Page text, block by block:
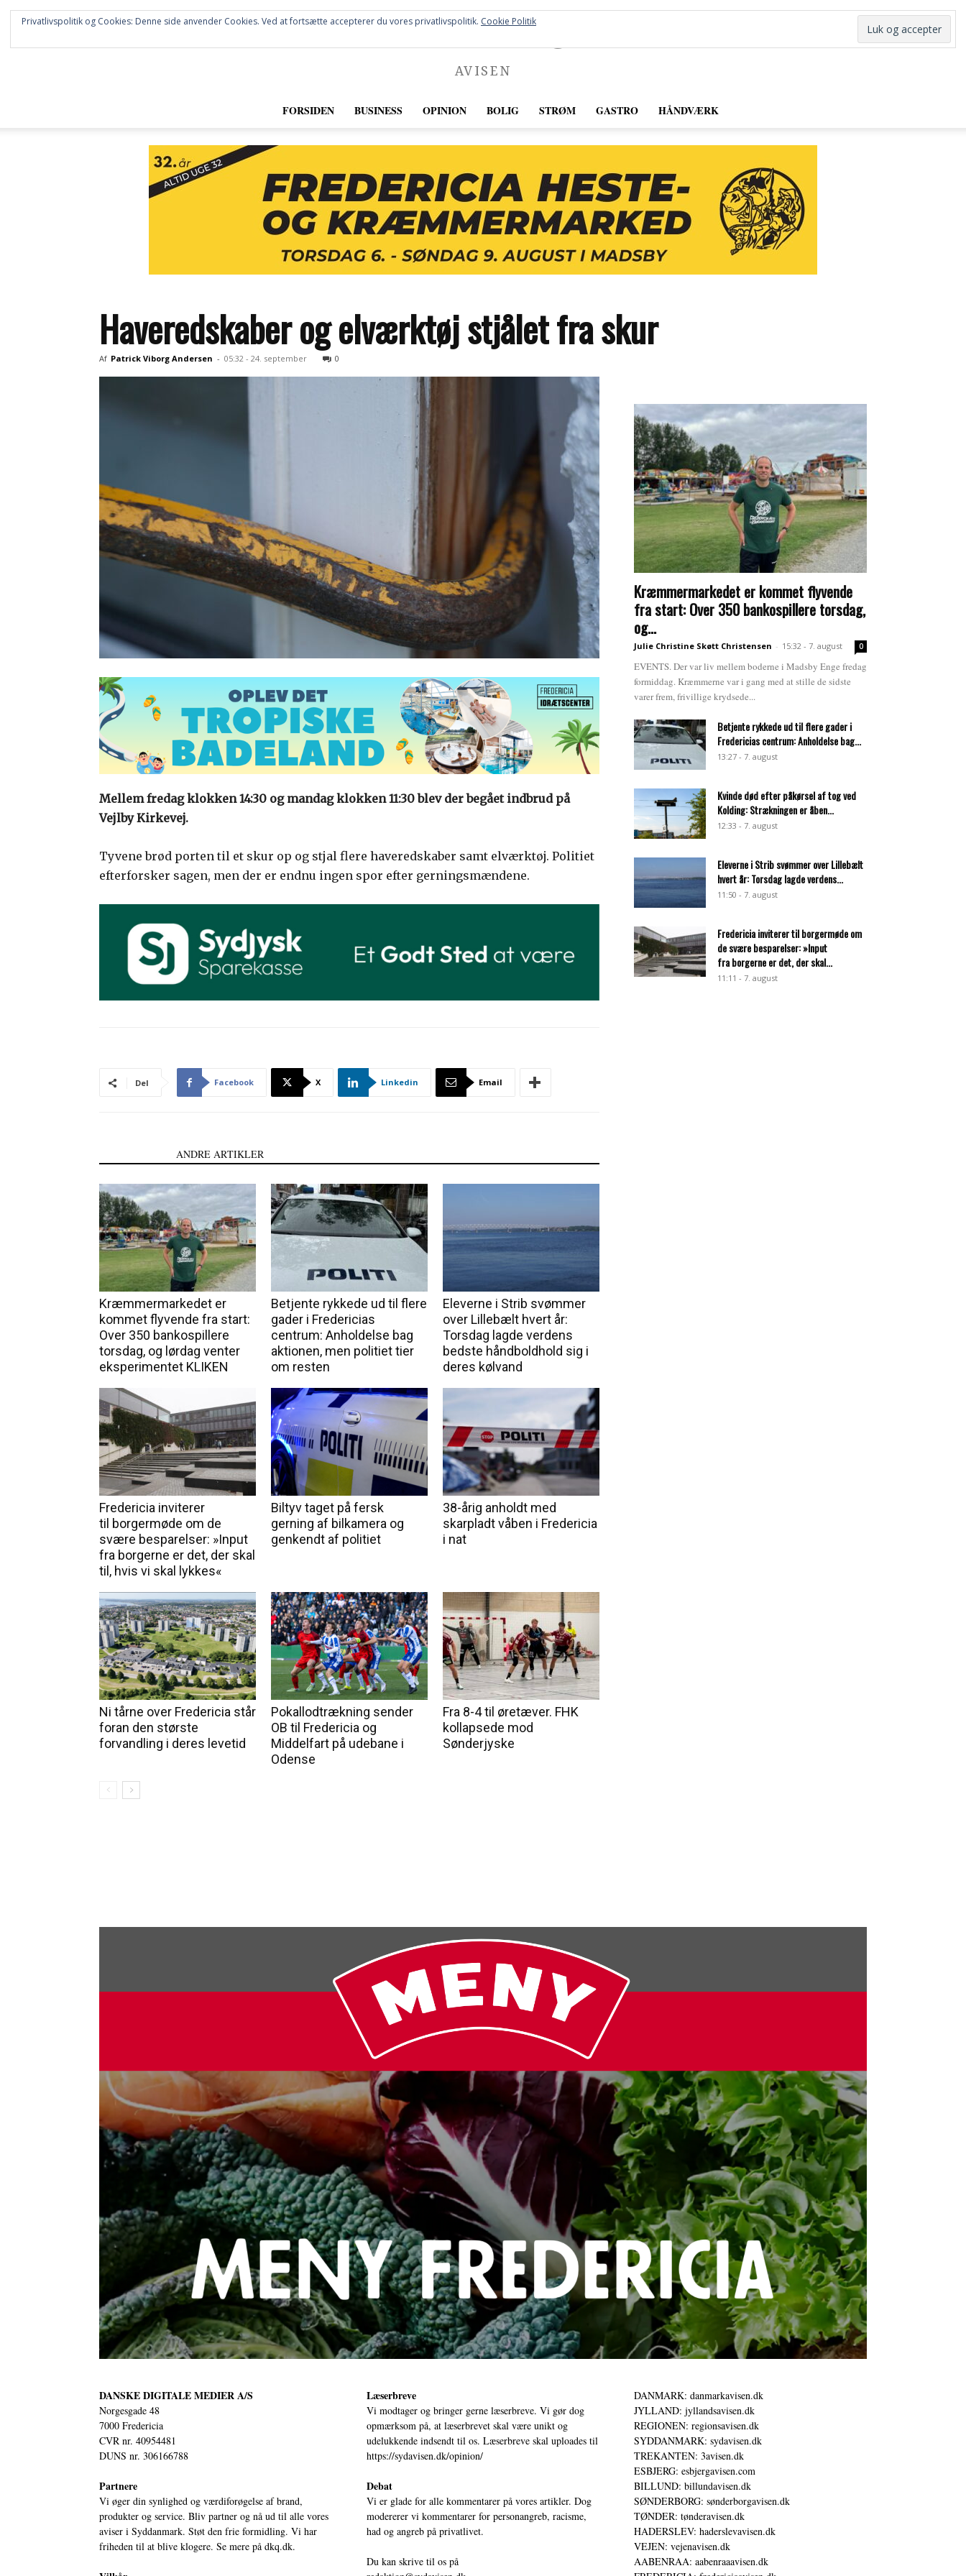
FREDERICIA
AVISEN
FORSIDEN BUSINESS OPINION BOLIG STRØM GASTRO HÅNDVÆRK
Haveredskaber og elværktøj stjålet fra skur
Af Patrick Viborg Andersen - 05:32 - 24. september 0
Mellem fredag klokken 14:30 og mandag klokken 11:30 blev der begået indbrud på
Vejlby Kirkevej.
Tyvene brød porten til et skur op og stjal flere haveredskaber samt elværktøj. Politiet
efterforsker sagen, men der er endnu ingen spor efter gerningsmændene.
Del Facebook X Linkedin Email
ANDRE ARTIKLER
Kræmmermarkedet er
kommet flyvende fra start:
Over 350 bankospillere
torsdag, og lørdag venter
eksperimentet KLIKEN
Betjente rykkede ud til flere
gader i Fredericias
centrum: Anholdelse bag
aktionen, men politiet tier
om resten
Eleverne i Strib svømmer
over Lillebælt hvert år:
Torsdag lagde verdens
bedste håndboldhold sig i
deres kølvand
Fredericia inviterer
til borgermøde om de
svære besparelser: »Input
fra borgerne er det, der skal
til, hvis vi skal lykkes«
Biltyv taget på fersk
gerning af bilkamera og
genkendt af politiet
38-årig anholdt med
skarpladt våben i Fredericia
i nat
Ni tårne over Fredericia står
foran den største
forvandling i deres levetid
Pokallodtrækning sender
OB til Fredericia og
Middelfart på udebane i
Odense
Fra 8-4 til øretæver. FHK
kollapsede mod
Sønderjyske
Kræmmermarkedet er kommet flyvende
fra start: Over 350 bankospillere torsdag,
og...
Julie Christine Skøtt Christensen - 15:32 - 7. august 0
EVENTS. Der var liv mellem boderne i Madsby Enge fredag
formiddag. Kræmmerne var i gang med at stille de sidste
varer frem, frivillige krydsede...
Betjente rykkede ud til flere gader i
Fredericias centrum: Anholdelse bag...
13:27 - 7. august
Kvinde død efter påkørsel af tog ved
Kolding: Strækningen er åben...
12:33 - 7. august
Eleverne i Strib svømmer over Lillebælt
hvert år: Torsdag lagde verdens...
11:50 - 7. august
Fredericia inviterer til borgermøde om
de svære besparelser: »Input
fra borgerne er det, der skal...
11:11 - 7. august
DANSKE DIGITALE MEDIER A/S
Norgesgade 48
7000 Fredericia
CVR nr. 40954481
DUNS nr. 306166788
Partnere
Vi øger din synlighed og værdiforøgelse af brand,
produkter og service. Bliv partner og nå ud til alle vores
aviser i Syddanmark. Støt den frie formidling. Vi har
friheden til at blive klogere. Se mere på dkq.dk.
Læserbreve
Vi modtager og bringer gerne læserbreve. Vi gør dog
opmærksom på, at læserbrevet skal være unikt og
udelukkende indsendt til os. Læserbreve skal uploades til
https://sydavisen.dk/opinion/
Debat
Vi er glade for alle kommentarer på vores artikler. Dog
modererer vi kommentarer for personangreb, racisme,
had og angreb på privatlivet.
Du kan skrive til os på
DANMARK: danmarkavisen.dk
JYLLAND: jyllandsavisen.dk
REGIONEN: regionsavisen.dk
SYDDANMARK: sydavisen.dk
TREKANTEN: 3avisen.dk
ESBJERG: esbjergavisen.com
BILLUND: billundavisen.dk
SØNDERBORG: sønderborgavisen.dk
TØNDER: tønderavisen.dk
HADERSLEV: haderslevavisen.dk
VEJEN: vejenavisen.dk
AABENRAA: aabenraaavisen.dk
Privatlivspolitik og Cookies: Denne side anvender Cookies. Ved at fortsætte accepterer du vores privatlivspolitik. Cookie Politik